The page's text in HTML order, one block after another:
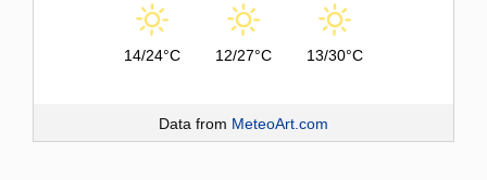
14/24°C 12/27°C 13/30°C
Data from MeteoArt.com